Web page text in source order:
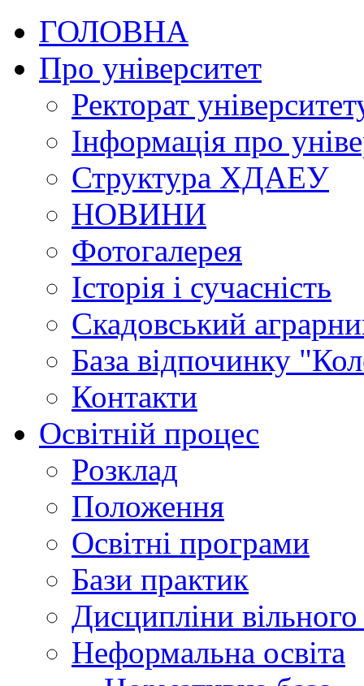
ГОЛОВНА
Про університет
Ректорат
Інформація про
Структура ХДАЕУ
НОВИНИ
Фотогалерея
Історія і сучасність
Скадовський
База відпочинку
Контакти
Освітній процес
Розклад
Положення
Освітні програми
Бази практик
Дисципліни
Неформальна освіта